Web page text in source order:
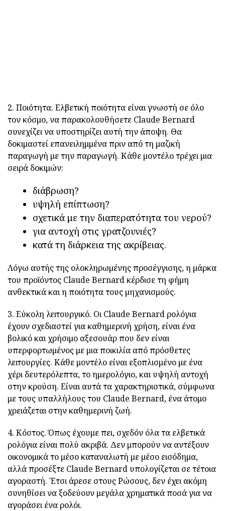
2. Ποιότητα. Ελβετική ποιότητα είναι γνωστή σε όλο
τον κόσμο, να παρακολουθήσετε Claude Bernard
συνεχίζει να υποστηρίζει αυτή την άποψη. Θα
δοκιμαστεί επανειλημμένα πριν από τη μαζική
παραγωγή με την παραγωγή. Κάθε μοντέλο τρέχει μια
σειρά δοκιμών:
διάβρωση?
υψηλή επίπτωση?
σχετικά με την διαπερατότητα του νερού?
για αντοχή στις γρατζουνιές?
κατά τη διάρκεια της ακρίβειας.
Λόγω αυτής της ολοκληρωμένης προσέγγισης, η μάρκα
του προϊόντος Claude Bernard κέρδισε τη φήμη
ανθεκτικά και η ποιότητα τους μηχανισμούς.
3. Εύκολη λειτουργικό. Οι Claude Bernard ρολόγια
έχουν σχεδιαστεί για καθημερινή χρήση, είναι ένα
βολικό και χρήσιμο αξεσουάρ που δεν είναι
υπερφορτωμένος με μια ποικιλία από πρόσθετες
λειτουργίες. Κάθε μοντέλο είναι εξοπλισμένο με ένα
χέρι δευτερόλεπτα, το ημερολόγιο, και υψηλή αντοχή
στην κρούση. Είναι αυτά τα χαρακτηριστικά, σύμφωνα
με τους υπαλλήλους του Claude Bernard, ένα άτομο
χρειάζεται στην καθημερινή ζωή.
4. Κόστος. Όπως έχουμε πει, σχεδόν όλα τα ελβετικά
ρολόγια είναι πολύ ακριβά. Δεν μπορούν να αντέξουν
οικονομικά το μέσο καταναλωτή με μέσο εισόδημα,
αλλά προσέξτε Claude Bernard υπολογίζεται σε τέτοια
αγοραστή. Έτσι άρεσε στους Ρώσους, δεν έχει ακόμη
συνηθίσει να ξοδεύουν μεγάλα χρηματικά ποσά για να
αγοράσει ένα ρολόι.